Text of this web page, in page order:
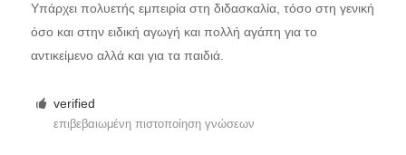
Υπάρχει πολυετής εμπειρία στη διδασκαλία, τόσο στη γενική
όσο και στην ειδική αγωγή και πολλή αγάπη για το
αντικείμενο αλλά και για τα παιδιά.
verified
επιβεβαιωμένη πιστοποίηση γνώσεων